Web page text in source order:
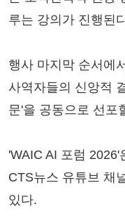
루는 강의가 진행된
행사 마지막 순서에
사역자들의 신앙적
문'을 공동으로 선포
'WAIC AI 포럼 2026'
CTS뉴스 유튜브 채
있다.